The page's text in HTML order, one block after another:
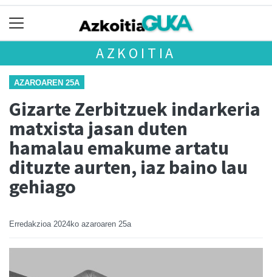
AZKOITIA
AZAROAREN 25A
Gizarte Zerbitzuek indarkeria
matxista jasan duten
hamalau emakume artatu
dituzte aurten, iaz baino lau
gehiago
Erredakzioa 2024ko azaroaren 25a